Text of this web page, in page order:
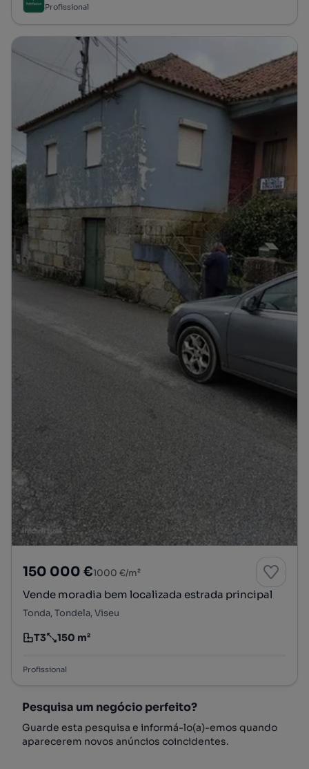
Profissional
150 000 €1000 €/m²
Vende moradia bem localizada estrada principal
Tonda, Tondela, Viseu
Tipologia
T3
Preço por metro quadrado
150 m²
Profissional
Pesquisa um negócio perfeito?
Guarde esta pesquisa e informá-lo(a)-emos quando
aparecerem novos anúncios coincidentes.